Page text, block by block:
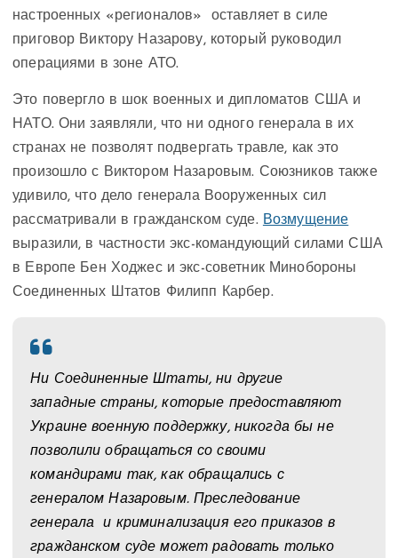
настроенных «регионалов» оставляет в силе
приговор Виктору Назарову, который руководил
операциями в зоне АТО.
Это повергло в шок военных и дипломатов США и
НАТО. Они заявляли, что ни одного генерала в их
странах не позволят подвергать травле, как это
произошло с Виктором Назаровым. Союзников также
удивило, что дело генерала Вооруженных сил
рассматривали в гражданском суде. Возмущение
выразили, в частности экс-командующий силами США
в Европе Бен Ходжес и экс-советник Минобороны
Соединенных Штатов Филипп Карбер.
Ни Соединенные Штаты, ни другие
западные страны, которые предоставляют
Украине военную поддержку, никогда бы не
позволили обращаться со своими
командирами так, как обращались с
генералом Назаровым. Преследование
генерала и криминализация его приказов в
гражданском суде может радовать только